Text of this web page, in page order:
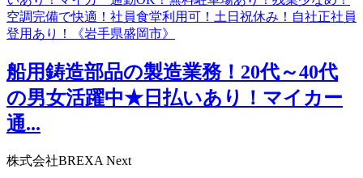
船用鋳造部品の製造業務！20代～40代
の男女活躍中★日払いあり！マイカー
通...
株式会社BREXA Next